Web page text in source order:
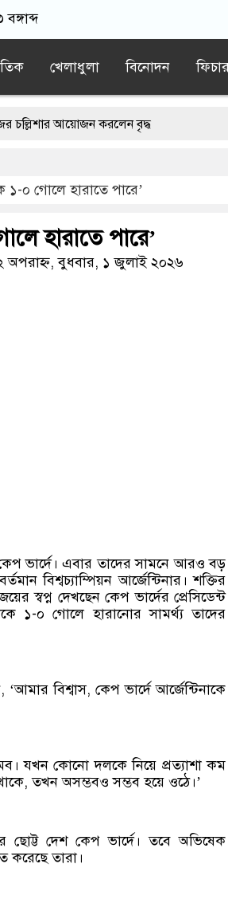
খেলাধুলা বিনোদন
করলেন বৃদ্ধ
সঙ্গে সম্পর্ক, দল থেকে বহিষ্কার জামায়াত নেতা
বেড়ে ৫৮
১-০ গোলে হারাতে পারে’
হারাতে পারে’
বুধবার, ১ জুলাই ২০২৬
ভার্দে। এবার তাদের সামনে আরও বড়
বিশ্বচ্যাম্পিয়ন আর্জেন্টিনার। শক্তির
স্বপ্ন দেখছেন কেপ ভার্দের প্রেসিডেন্ট
১-০ গোলে হারানোর সামর্থ্য তাদের
বিশ্বাস, কেপ ভার্দে আর্জেন্টিনাকে
যখন কোনো দলকে নিয়ে প্রত্যাশা কম
তখন অসম্ভবও সম্ভব হয়ে ওঠে।’
ছোট্ট দেশ কেপ ভার্দে। তবে অভিষেক
করেছে তারা।